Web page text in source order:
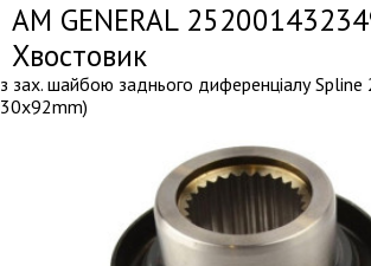
AM GENERAL
Хвостовик
з зах. шайбою заднього диференціалу Spline
30x92mm)